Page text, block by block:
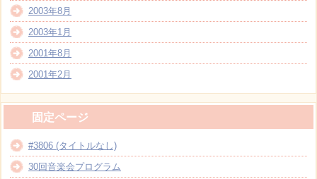
2003年8月
2003年1月
2001年8月
2001年2月
固定ページ
#3806 (タイトルなし)
30回音楽会プログラム